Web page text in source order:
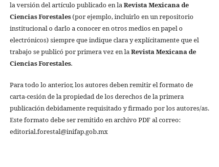
la versión del artículo publicado en laRevista Mexicana de
Ciencias Forestales(por ejemplo, incluirlo en un repositorio
institucional o darlo a conocer en otros medios en papel o
electrónicos) siempre que indique clara y explícitamente que el
trabajo se publicó por primera vez en laRevista Mexicana de
Ciencias Forestales.
Para todo lo anterior, los autores deben remitir el formato de
carta-cesión de la propiedad de los derechos de la primera
publicación debidamente requisitado y firmado por los autores/as.
Este formato debe ser remitido en archivo PDF al correo:
editorial.forestal@inifap.gob.mx